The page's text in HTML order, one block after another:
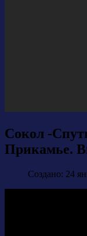
Сокол -
Прикамье.
Создано: 24